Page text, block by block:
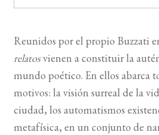
Reunidos por el propio Buzzati
relatosvienen a constituir la
mundo poético. En ellos abarca
motivos: la visión surreal de la
ciudad, los automatismos
metafísica, en un conjunto de